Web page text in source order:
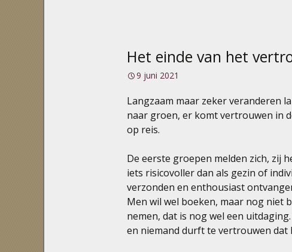
Het einde van het
9 juni 2021
Langzaam maar zeker veranderen
naar groen, er komt vertrouwen in
op reis.
De eerste groepen melden zich, zij
iets risicovoller dan als gezin of
verzonden en enthousiast
Men wil wel boeken, maar nog niet
nemen, dat is nog wel een
en niemand durft te vertrouwen